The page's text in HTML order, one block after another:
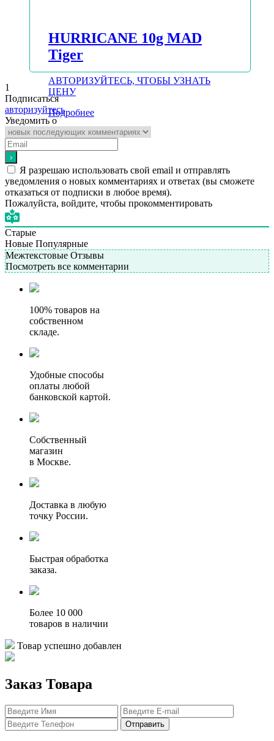
HURRICANE 10g MAD
Tiger
АВТОРИЗУЙТЕСЬ, ЧТОБЫ УЗНАТЬ
ЦЕНУ
Подробнее
1
Подписаться
авторизуйтесь
Уведомить о
Я разрешаю использовать свой email и отправлять
уведомления о новых комментариях и ответах (вы cможете
отказаться от подписки в любое время).
Пожалуйста, войдите, чтобы прокомментировать
Старые
Новые Популярные
Межтекстовые Отзывы
Посмотреть все комментарии
100% товаров на
собственном
складе.
Удобные способы
оплаты любой
банковской картой.
Собственный
магазин
в Москве.
Доставка в любую
точку России.
Быстрая обработка
заказа.
Более 10 000
товаров в наличии
Товар успешно добавлен
Заказ Товара
Отправить